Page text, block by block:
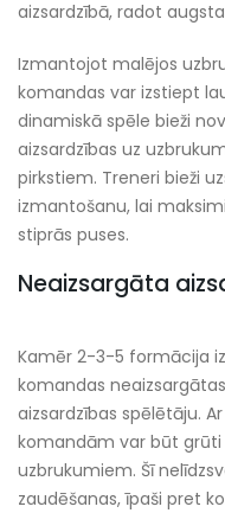
aizsardzībā, radot
Izmantojot malējos
komandas var izstiept
dinamiskā spēle bieži
aizsardzības uz
pirkstiem. Treneri bieži
izmantošanu, lai
stiprās puses.
Neaizsargāta
Kamēr 2-3-5 formācija
komandas
aizsardzības spēlētāju.
komandām var būt
uzbrukumiem. Šī
zaudēšanas, īpaši pret